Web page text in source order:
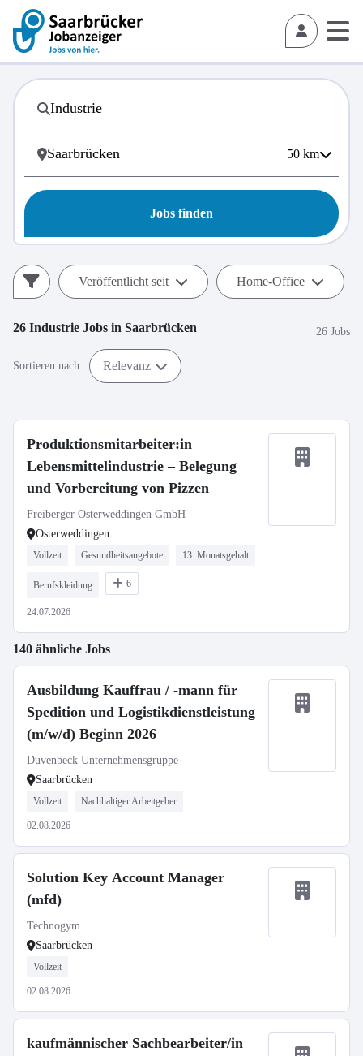
50 km
Jobs finden
Veröffentlicht seit Home-Office
26 Industrie Jobs in Saarbrücken 26 Jobs
Sortieren nach: Relevanz
Produktionsmitarbeiter:in
Lebensmittelindustrie – Belegung
und Vorbereitung von Pizzen
Freiberger Osterweddingen GmbH
Osterweddingen
Vollzeit Gesundheitsangebote 13. Monatsgehalt
Berufskleidung 6
24.07.2026
140 ähnliche Jobs
Ausbildung Kauffrau / -mann für
Spedition und Logistikdienstleistung
(m/w/d) Beginn 2026
Duvenbeck Unternehmensgruppe
Saarbrücken
Vollzeit Nachhaltiger Arbeitgeber
02.08.2026
Solution Key Account Manager
(mfd)
Technogym
Saarbrücken
Vollzeit
02.08.2026
kaufmännischer Sachbearbeiter/in